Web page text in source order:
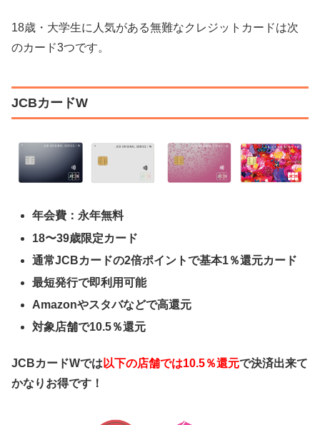
18歳・大学生に人気がある無難なクレジットカードは次
のカード3つです。
JCBカードW
年会費：永年無料
18〜39歳限定カード
通常JCBカードの2倍ポイントで基本1％還元カード
最短発行で即利用可能
Amazonやスタバなどで高還元
対象店舗で10.5％還元
JCBカードWでは 以下の店舗では10.5％還元で決済出来て
かなりお得です！